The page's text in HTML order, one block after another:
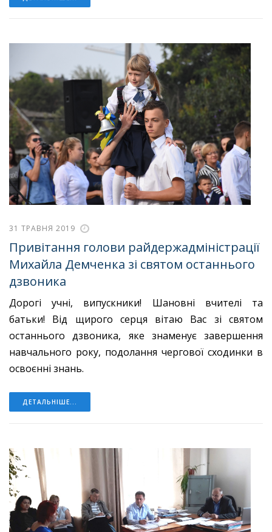
31 ТРАВНЯ 2019
Привітання голови райдержадміністрації
Михайла Демченка зі святом останнього
дзвоника
Дорогі учні, випускники! Шановні вчителі та
батьки! Від щирого серця вітаю Вас зі святом
останнього дзвоника, яке знаменує завершення
навчального року, подолання чергової сходинки в
освоєнні знань.
ДЕТАЛЬНІШЕ...